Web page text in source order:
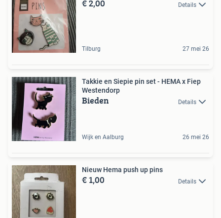
€ 2,00 Details
Tilburg 27 mei 26
Takkie en Siepie pin set - HEMA x Fiep
Westendorp
Bieden Details
Wijk en Aalburg 26 mei 26
Nieuw Hema push up pins
€ 1,00 Details